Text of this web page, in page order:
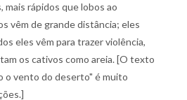
mais rápidos que lobos ao
vêm de grande distância; eles
eles vêm para trazer violência,
os cativos como areia. [O texto
o vento do deserto" é muito